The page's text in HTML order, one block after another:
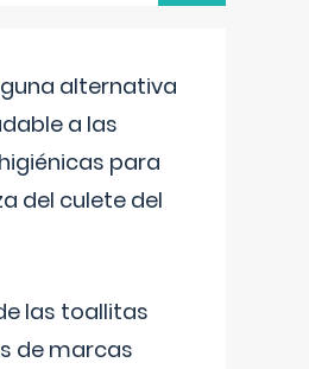
alternativa
a las
para
del culete del
las toallitas
de marcas